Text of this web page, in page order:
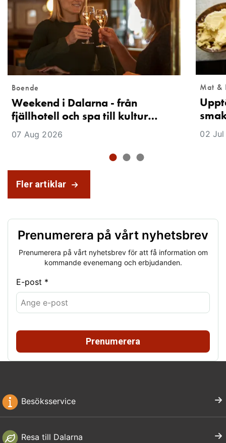
Boende
Weekend i Dalarna - från
fjällhotell och spa till kultur…
07 Aug 2026
Mat &
02
Fler artiklar
Prenumerera på vårt nyhetsbrev
Prenumerera på vårt nyhetsbrev för att få information om
kommande evenemang och erbjudanden.
E-post *
Prenumerera
Besöksservice
Resa till Dalarna